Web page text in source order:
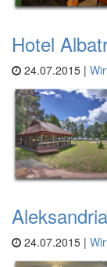
Hotel
24.07.2015 |
24.07.2015 |